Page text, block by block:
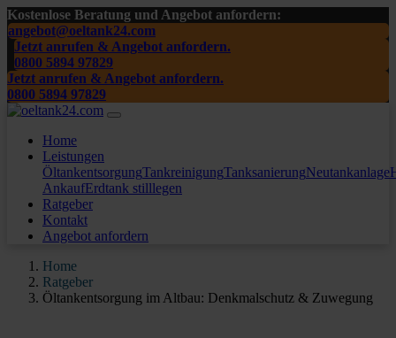
Kostenlose Beratung und Angebot anfordern:
angebot@oeltank24.com
Jetzt anrufen & Angebot anfordern.
0800 5894 97829
Jetzt anrufen & Angebot anfordern.
0800 5894 97829
Home
Leistungen
ÖltankentsorgungTankreinigungTanksanierungNeutankanlage
AnkaufErdtank stilllegen
Ratgeber
Kontakt
Angebot anfordern
Home
Ratgeber
Öltankentsorgung im Altbau: Denkmalschutz & Zuwegung